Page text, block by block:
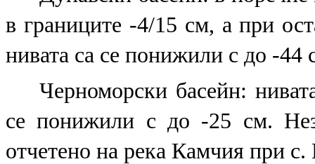
в границите -4/15 см, а при
нивата са се понижили с до -44
Черноморски басейн:
се понижили с до -25 см.
отчетено на река Камчия при с.